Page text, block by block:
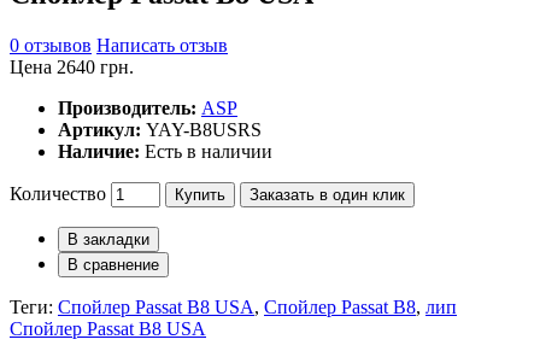
0 отзывов Написать отзыв
Цена 2640 грн.
Производитель: ASP
Артикул: YAY-B8USRS
Наличие: Есть в наличии
Количество Купить Заказать в один клик
В закладки
В сравнение
Теги: Спойлер Passat B8 USA, Спойлер Passat B8, лип
Спойлер Passat B8 USA